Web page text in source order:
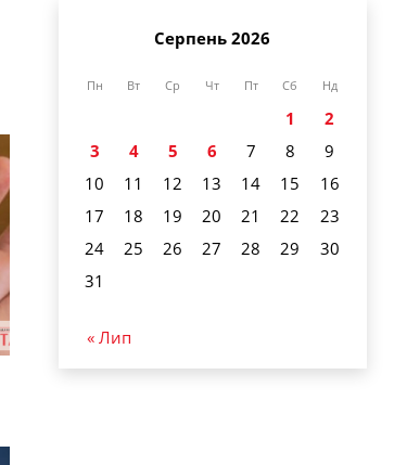
Серпень 2026
Пн Вт Ср Чт Пт Сб Нд
1
2
3
4 5 6 7 8
9
10
11 12 13 14 15
16
17
18 19 20 21 22
23
24
25 26 27 28 29
30
31
« Лип